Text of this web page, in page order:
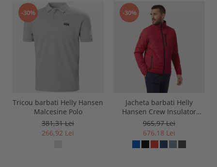
-30%
Tricou barbati Helly Hansen
Malcesine Polo
381,31 Lei
266,92 Lei
-30%
Jacheta barbati Helly
Hansen Crew Insulator
Jacket 2.0
965,97 Lei
676,18 Lei